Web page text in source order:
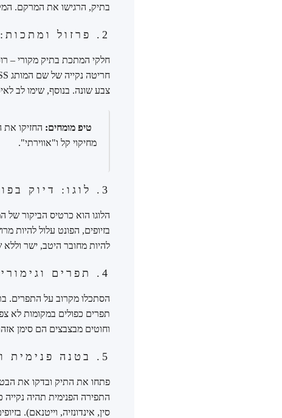
בתיק, הרגישו את המרקם.
2. פרזול ומתכות: המשקל מספר את האמת
חלקי המתכת בתיק מקורי –
צבע שונה. בנוסף, שימו לב
טיפ מומחים: החזיקו את
מחיקוי קל ו"אווירתי".
3. לוגו: דיוק בפונט ובפרופורציות
הלוגו הוא כרטיס הביקור של
בזיופים, הפונט עלול להיות
להיות מחובר היטב, ישר
4. תפרים וגימורים: השטן נמצא בפרטים
תפרים כפולים במקומות לא
וחוטים מבצבצים הם סימן
5. בטנה פנימית ותוויות: הסימנים הנסתרים
פתחו את התיק ובדקו את
התפירה הפנימית תהיה
סין, אינדונזיה, וייטנאם).